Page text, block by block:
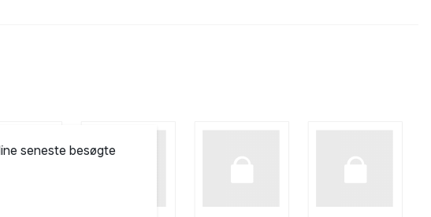
seneste besøgte